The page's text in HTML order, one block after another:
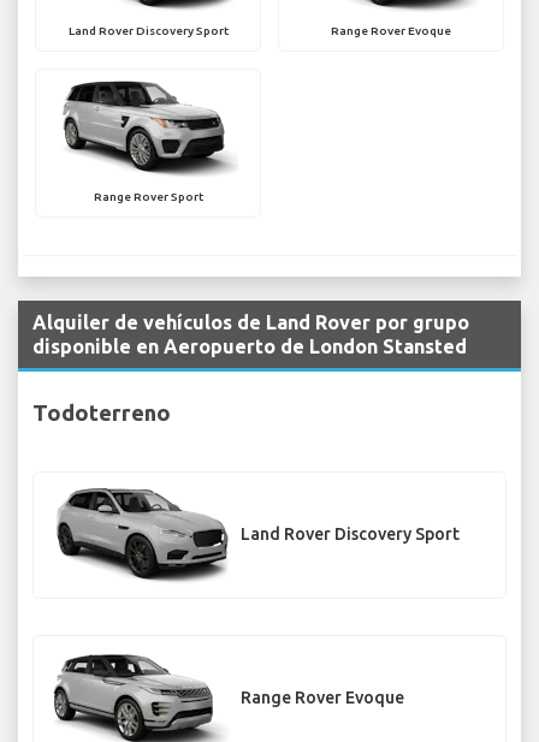
Land Rover Discovery Sport Range Rover Evoque
Range Rover Sport
Alquiler de vehículos de Land Rover por grupo
disponible en Aeropuerto de London Stansted
Todoterreno
Land Rover Discovery Sport
Range Rover Evoque